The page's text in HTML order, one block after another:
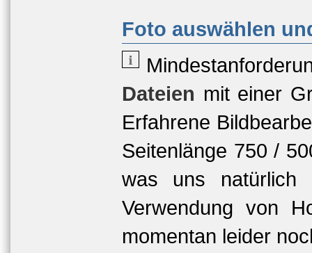
Foto auswählen
Dateien mit einer
Erfahrene
Seitenlänge 750 /
was uns natürlich
Verwendung von
momentan leider